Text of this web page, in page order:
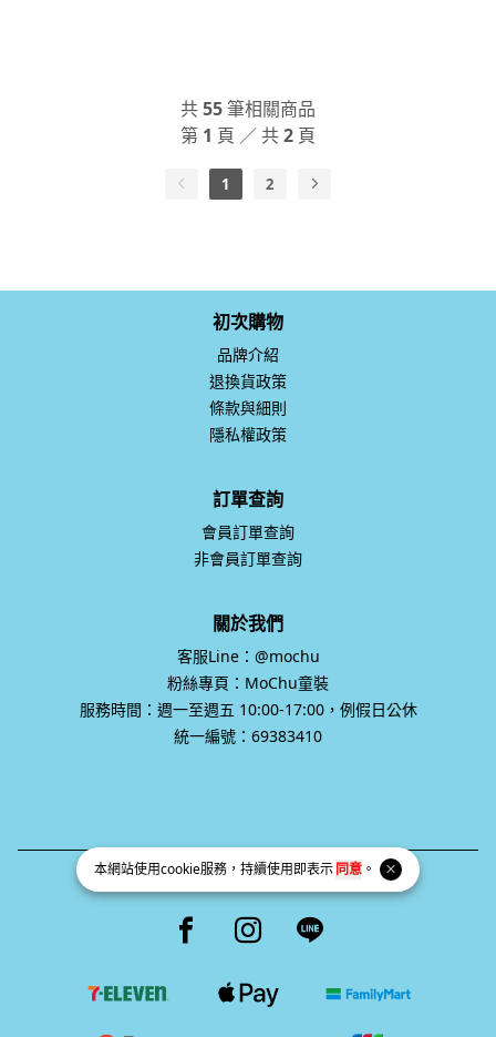
本網站使用cookie服務，持續使用即表示 同意 。
1 2
退換貨政策
條款與細則
隱私權政策
訂單查詢
非會員訂單查詢
關於我們
粉絲專頁：MoChu童裝
服務時間：週一至週五 10:00-17:00，例假日公休
統一編號：69383410
Facebook pageInstagram page
Line page